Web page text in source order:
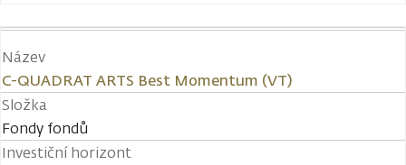
Název
C-QUADRAT ARTS Best Momentum (VT)
Složka
Fondy fondů
Investiční horizont